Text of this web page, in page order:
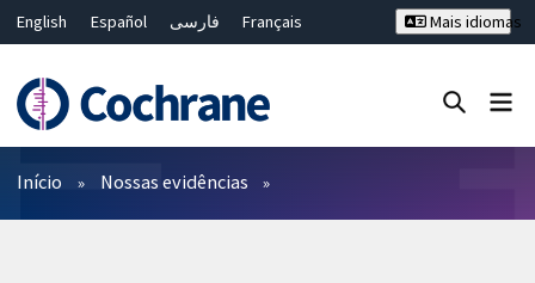
English Español فارسی
Français
Bahasa Malaysia
ไทย 繁體中文
Mais idiomas
Filtros
Início Nossas evidências